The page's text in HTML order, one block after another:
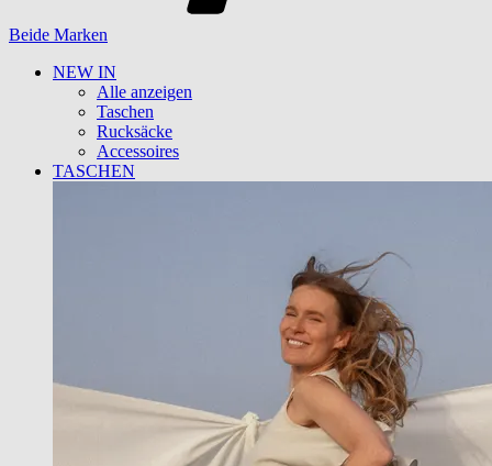
Beide Marken
NEW IN
Alle anzeigen
Taschen
Rucksäcke
Accessoires
TASCHEN